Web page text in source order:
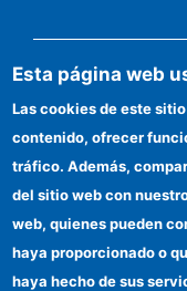
Esta página web
Las cookies de este
contenido, ofrecer
tráfico. Además,
del sitio web con
web, quienes pueden
haya proporcionado o
haya hecho de sus